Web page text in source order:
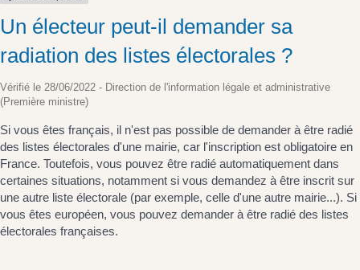
Un électeur peut-il demander sa
radiation des listes électorales ?
Vérifié le 28/06/2022 - Direction de l'information légale et administrative
(Première ministre)
Si vous êtes français, il n'est pas possible de demander à être radié
des listes électorales d'une mairie, car l'inscription est obligatoire en
France. Toutefois, vous pouvez être radié automatiquement dans
certaines situations, notamment si vous demandez à être inscrit sur
une autre liste électorale (par exemple, celle d'une autre mairie...). Si
vous êtes européen, vous pouvez demander à être radié des listes
électorales françaises.